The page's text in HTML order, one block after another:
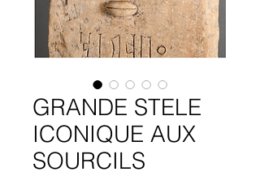
GRANDE STELE
ICONIQUE AUX
SOURCILS